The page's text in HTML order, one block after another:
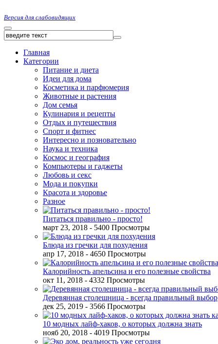
Версия для слабовидящих
Главная
Категории
Питание и диета
Идеи для дома
Косметика и парфюмерия
Животные и растения
Дом семья
Кулинария и рецепты
Отдых и путешествия
Спорт и фитнес
Интересно и позновательно
Наука и техника
Космос и география
Компьютеры и гаджеты
Любовь и секс
Мода и покупки
Красота и здоровье
Разное
Питаться правильно - просто!
март 23, 2018 - 5400 Просмотры
Блюда из гречки для похудения
апр 17, 2018 - 4650 Просмотры
Калорийность апельсина и его полезные свойства
окт 11, 2018 - 4332 Просмотры
Деревянная столешница - всегда правильный выбор
дек 25, 2019 - 3566 Просмотры
10 модных лайф-хаков, о которых должна знать
нояб 20, 2018 - 4019 Просмотры